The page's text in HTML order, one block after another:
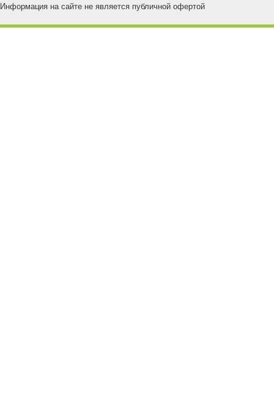
Информация на сайте не является публичной офертой